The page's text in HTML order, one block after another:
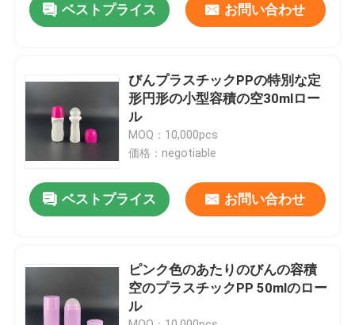
会社案内
お問い合わせ
見積依頼
化粧品の空気のないびん
化粧品のローションのびん
化粧品のクリーム色の瓶
ベストプライス お問い合わせ
びんプラスチックPPの特別な定
形円形の小型容積の空30mlロー
ル
MOQ：10,000pcs
価格：negotiable
ベストプライス お問い合わせ
ピンク色のあたりのびんの容積
空のプラスチックPP 50mlのロー
ル